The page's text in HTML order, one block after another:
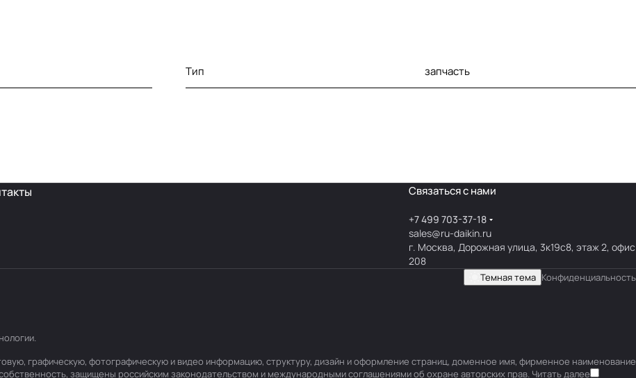
Тип запчасть
Связаться с нами
+7 499 703-37-18
sales@ru-daikin.ru
г. Москва, Дорожная улица, 3к19с8, этаж 2, офис
208
Темная тема Конфиденциальность
.
графическую, фотографическую и видео информацию, структуру, дизайн и оформление страниц, доменное имя, фирменное наименование
защищены российским законодательством и международными соглашениями об охране авторских прав. Читать далее